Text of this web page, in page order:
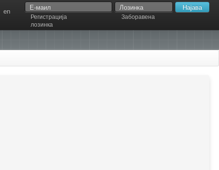
Регистрација
Заборавена
лозинка
en